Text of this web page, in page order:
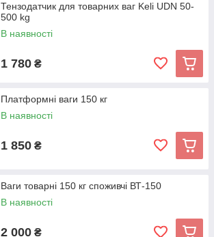
Тензодатчик для товарних ваг Keli UDN 50-
500 kg
В наявності
1 780 ₴
Платформні ваги 150 кг
В наявності
1 850 ₴
Ваги товарні 150 кг споживчі ВТ-150
В наявності
2 000 ₴